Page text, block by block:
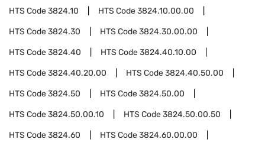
HTS Code3824.10 HTS Code3824.10.00.00
HTS Code3824.30 HTS Code3824.30.00.00
HTS Code3824.40 HTS Code3824.40.10.00
HTS Code3824.40.20.00 HTS Code3824.40.50.00
HTS Code3824.50 HTS Code3824.50.00
HTS Code3824.50.00.10 HTS Code3824.50.00.50
HTS Code3824.60 HTS Code3824.60.00.00